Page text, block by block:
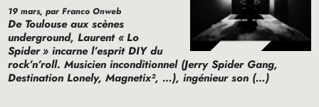
19 mars, par Franco Onweb
De Toulouse aux scènes
underground, Laurent «Lo
Spider» incarne l’espritDIYdu
rock’n’roll. Musicien inconditionnel (Jerry Spider Gang,
Destination Lonely, Magnetix², …), ingénieur son (…)